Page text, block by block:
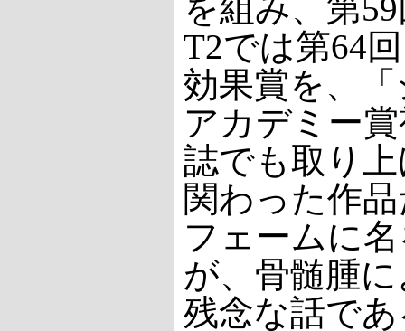
を組み、第
T2では第64
効果賞を、
アカデミー
誌でも取り
関わった作
フェームに
が、骨髄腫
残念な話で